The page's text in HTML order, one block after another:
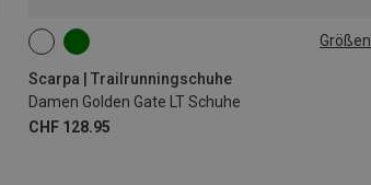
Größen
Scarpa | Trailrunningschuhe
Damen Golden Gate LT Schuhe
CHF 128.95